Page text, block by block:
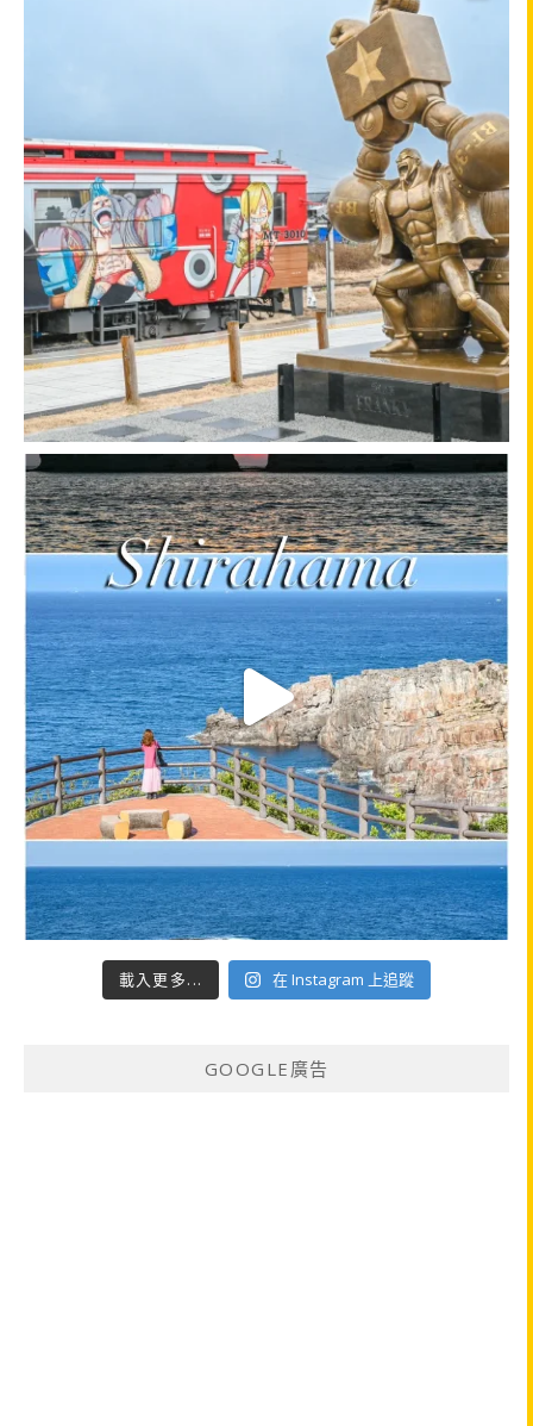
載入更多... 在 Instagram 上追蹤
GOOGLE廣告